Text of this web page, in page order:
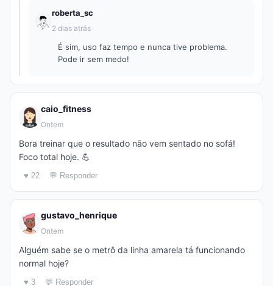
roberta_sc
2 dias atrás
É sim, uso faz tempo e nunca tive problema.
Pode ir sem medo!
caio_fitness
Ontem
Bora treinar que o resultado não vem sentado no sofá!
Foco total hoje. 💪
♥ 22 💬 Responder
gustavo_henrique
Ontem
Alguém sabe se o metrô da linha amarela tá funcionando
normal hoje?
♥ 3 💬 Responder